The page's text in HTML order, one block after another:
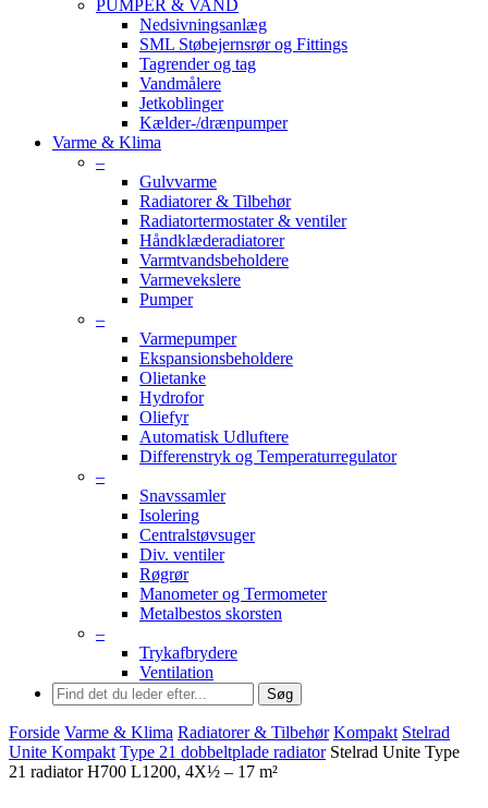
PUMPER & VAND
Nedsivningsanlæg
SML Støbejernsrør og Fittings
Tagrender og tag
Vandmålere
Jetkoblinger
Kælder-/drænpumper
Varme & Klima
–
Gulvvarme
Radiatorer & Tilbehør
Radiatortermostater & ventiler
Håndklæderadiatorer
Varmtvandsbeholdere
Varmevekslere
Pumper
–
Varmepumper
Ekspansionsbeholdere
Olietanke
Hydrofor
Oliefyr
Automatisk Udluftere
Differenstryk og Temperaturregulator
–
Snavssamler
Isolering
Centralstøvsuger
Div. ventiler
Røgrør
Manometer og Termometer
Metalbestos skorsten
–
Trykafbrydere
Ventilation
Søg
Forside Varme & Klima Radiatorer & Tilbehør Kompakt Stelrad
Unite Kompakt Type 21 dobbeltplade radiator Stelrad Unite Type
21 radiator H700 L1200, 4X½ – 17 m²